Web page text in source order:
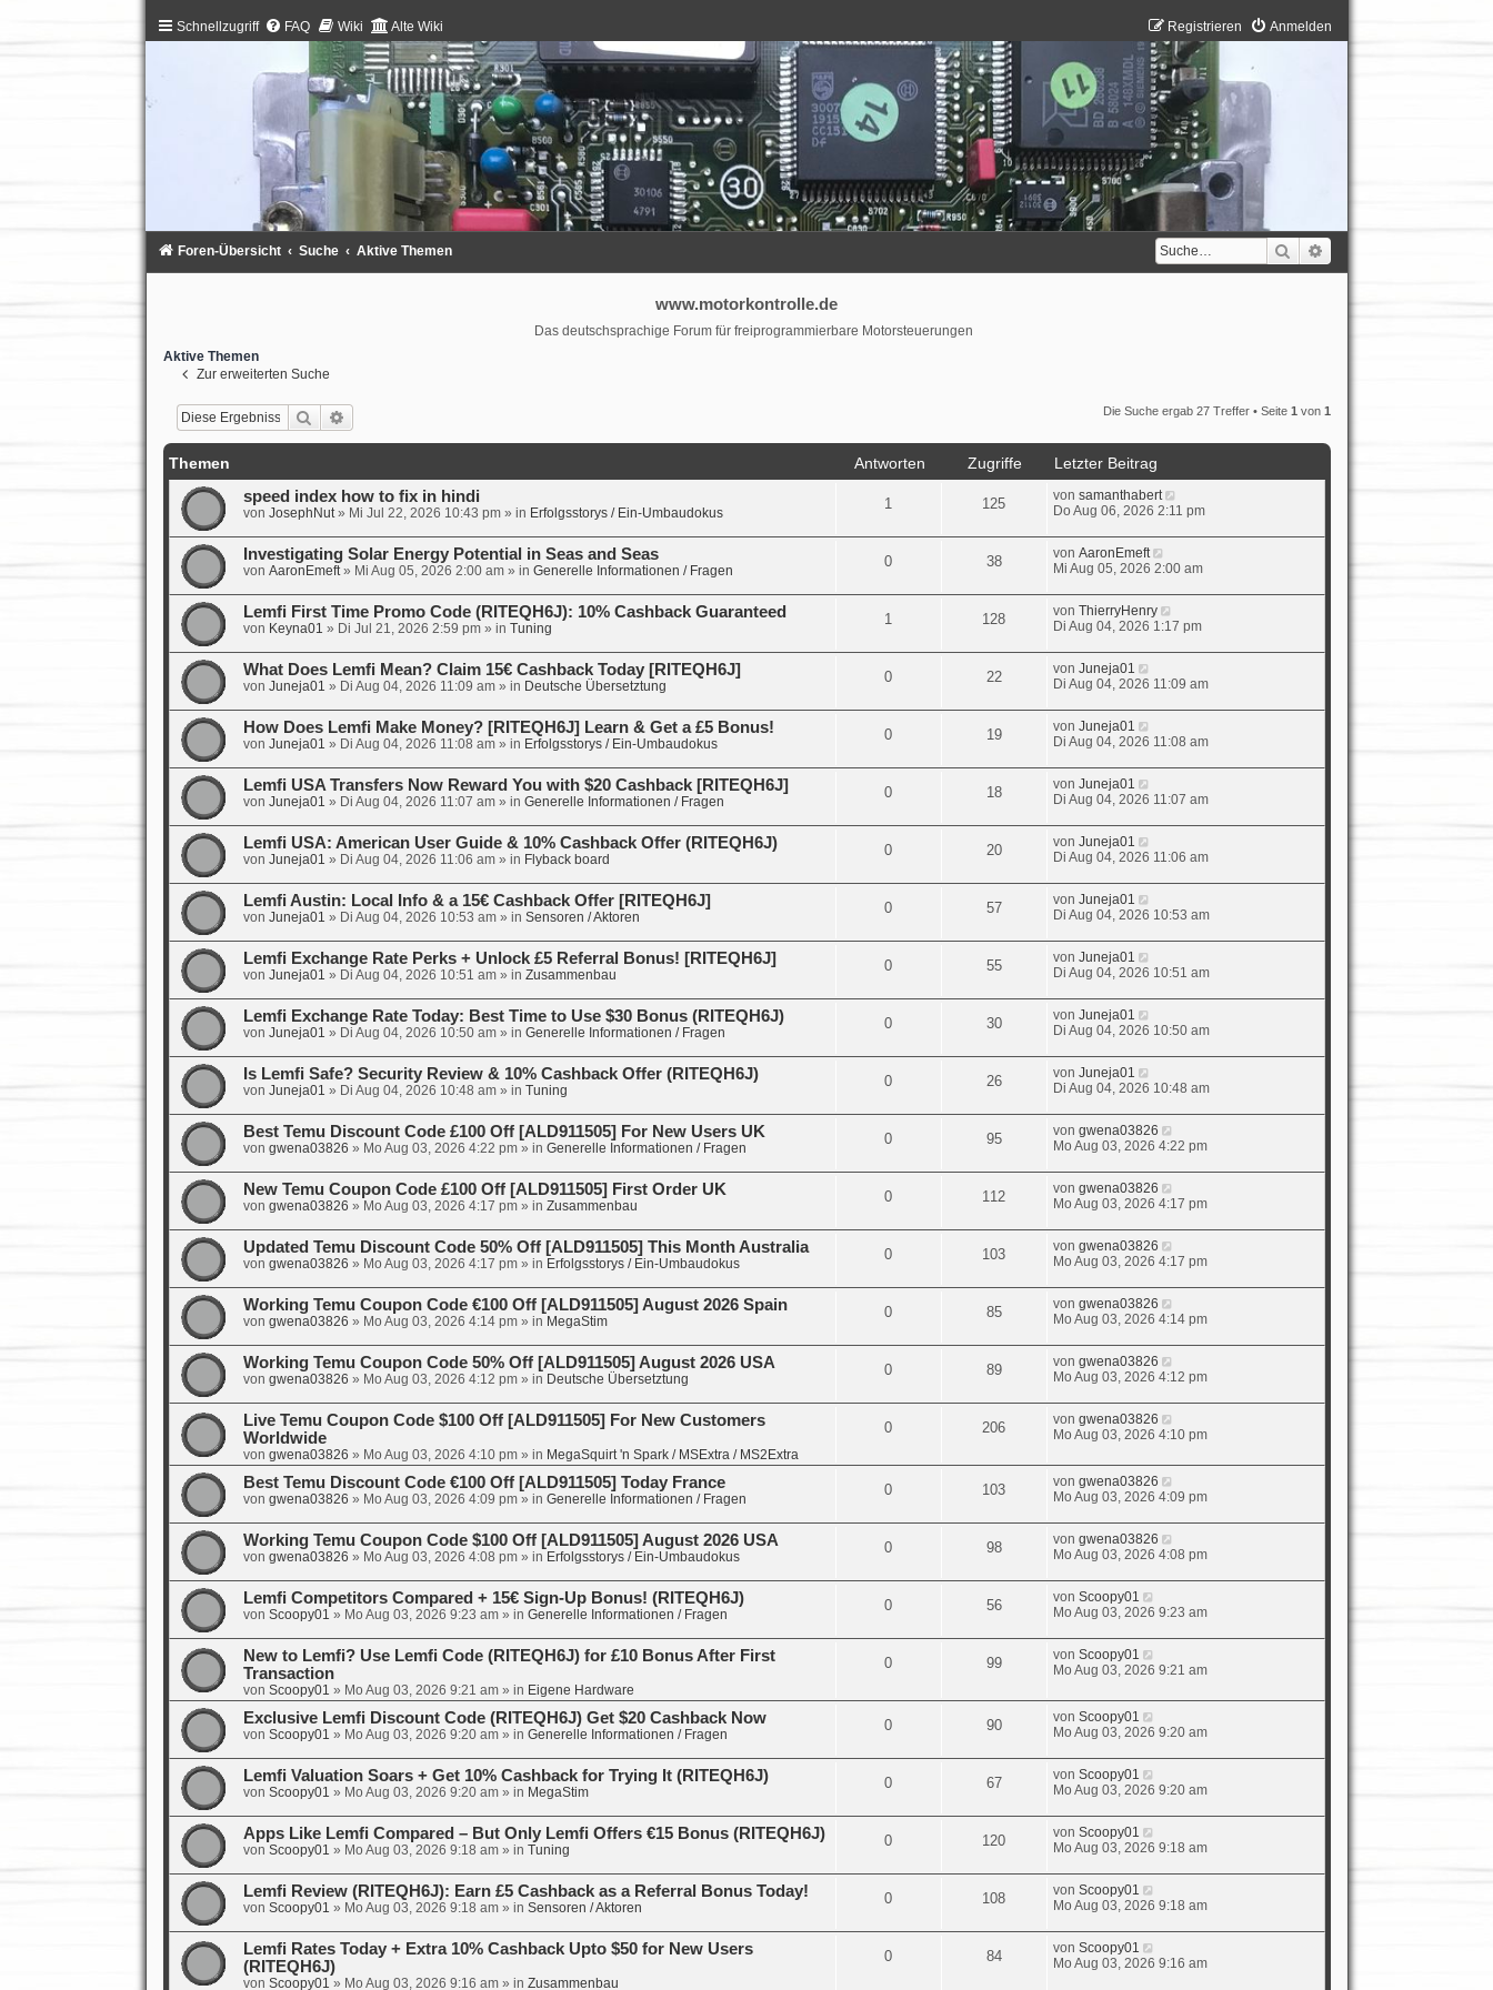
Schnellzugriff FAQ Wiki Alte Wiki Anmelden
Registrieren
Suche
Foren-Übersicht Suche Aktive Themen
www.motorkontrolle.de
Das deutschsprachige Forum für freiprogrammierbare Motorsteuerungen
Aktive Themen
Zur erweiterten Suche
Suche Die Suche ergab 27 Treffer • Seite 1 von 1
Themen Antworten Zugriffe
Letzter Beitrag
speed index how to fix in hindi
von JosephNut» Mi Jul 22, 2026 10:43 pm» in Erfolgsstorys / Ein-Umbaudokus
1 125 von samanthabert
Do Aug 06, 2026 2:11 pm
Investigating Solar Energy Potential in Seas and Seas
von AaronEmeft» Mi Aug 05, 2026 2:00 am» in Generelle Informationen / Fragen
0 38 von AaronEmeft
Mi Aug 05, 2026 2:00 am
Lemfi First Time Promo Code (RITEQH6J): 10% Cashback Guaranteed
von Keyna01 » Di Jul 21, 2026 2:59 pm» in Tuning
1 128 von ThierryHenry
Di Aug 04, 2026 1:17 pm
What Does Lemfi Mean? Claim 15€ Cashback Today [RITEQH6J]
von Juneja01 » Di Aug 04, 2026 11:09 am» in Deutsche Übersetztung
0 22 von Juneja01
Di Aug 04, 2026 11:09 am
How Does Lemfi Make Money? [RITEQH6J] Learn & Get a £5 Bonus!
von Juneja01 » Di Aug 04, 2026 11:08 am» in Erfolgsstorys / Ein-Umbaudokus
0 19 von Juneja01
Di Aug 04, 2026 11:08 am
Lemfi USA Transfers Now Reward You with $20 Cashback [RITEQH6J]
von Juneja01 » Di Aug 04, 2026 11:07 am» in Generelle Informationen / Fragen
0 18 von Juneja01
Di Aug 04, 2026 11:07 am
Lemfi USA: American User Guide & 10% Cashback Offer (RITEQH6J)
von Juneja01 » Di Aug 04, 2026 11:06 am» in Flyback board
0 20 von Juneja01
Di Aug 04, 2026 11:06 am
Lemfi Austin: Local Info & a 15€ Cashback Offer [RITEQH6J]
von Juneja01 » Di Aug 04, 2026 10:53 am» in Sensoren / Aktoren
0 57 von Juneja01
Di Aug 04, 2026 10:53 am
Lemfi Exchange Rate Perks + Unlock £5 Referral Bonus! [RITEQH6J]
von Juneja01 » Di Aug 04, 2026 10:51 am» in Zusammenbau
0 55 von Juneja01
Di Aug 04, 2026 10:51 am
Lemfi Exchange Rate Today: Best Time to Use $30 Bonus (RITEQH6J)
von Juneja01 » Di Aug 04, 2026 10:50 am» in Generelle Informationen / Fragen
0 30 von Juneja01
Di Aug 04, 2026 10:50 am
Is Lemfi Safe? Security Review & 10% Cashback Offer (RITEQH6J)
von Juneja01 » Di Aug 04, 2026 10:48 am» in Tuning
0 26 von Juneja01
Di Aug 04, 2026 10:48 am
Best Temu Discount Code £100 Off [ALD911505] For New Users UK
von gwena03826 » Mo Aug 03, 2026 4:22 pm» in Generelle Informationen / Fragen
0 95 von gwena03826
Mo Aug 03, 2026 4:22 pm
New Temu Coupon Code £100 Off [ALD911505] First Order UK
von gwena03826 » Mo Aug 03, 2026 4:17 pm» in Zusammenbau
0 112 von gwena03826
Mo Aug 03, 2026 4:17 pm
Updated Temu Discount Code 50% Off [ALD911505] This Month Australia
von gwena03826 » Mo Aug 03, 2026 4:17 pm» in Erfolgsstorys / Ein-Umbaudokus
0 103 von gwena03826
Mo Aug 03, 2026 4:17 pm
Working Temu Coupon Code €100 Off [ALD911505] August 2026 Spain
von gwena03826 » Mo Aug 03, 2026 4:14 pm» in MegaStim
0 85 von gwena03826
Mo Aug 03, 2026 4:14 pm
Working Temu Coupon Code 50% Off [ALD911505] August 2026 USA
von gwena03826 » Mo Aug 03, 2026 4:12 pm» in Deutsche Übersetztung
0 89 von gwena03826
Mo Aug 03, 2026 4:12 pm
Live Temu Coupon Code $100 Off [ALD911505] For New Customers
Worldwide
von gwena03826 » Mo Aug 03, 2026 4:10 pm» in MegaSquirt 'n Spark / MSExtra / MS2Extra
0 206 von gwena03826
Mo Aug 03, 2026 4:10 pm
Best Temu Discount Code €100 Off [ALD911505] Today France
von gwena03826 » Mo Aug 03, 2026 4:09 pm» in Generelle Informationen / Fragen
0 103 von gwena03826
Mo Aug 03, 2026 4:09 pm
Working Temu Coupon Code $100 Off [ALD911505] August 2026 USA
von gwena03826 » Mo Aug 03, 2026 4:08 pm» in Erfolgsstorys / Ein-Umbaudokus
0 98 von gwena03826
Mo Aug 03, 2026 4:08 pm
Lemfi Competitors Compared + 15€ Sign-Up Bonus! (RITEQH6J)
von Scoopy01 » Mo Aug 03, 2026 9:23 am» in Generelle Informationen / Fragen
0 56 von Scoopy01
Mo Aug 03, 2026 9:23 am
New to Lemfi? Use Lemfi Code (RITEQH6J) for £10 Bonus After First
Transaction
von Scoopy01 » Mo Aug 03, 2026 9:21 am» in Eigene Hardware
0 99 von Scoopy01
Mo Aug 03, 2026 9:21 am
Exclusive Lemfi Discount Code (RITEQH6J) Get $20 Cashback Now
von Scoopy01 » Mo Aug 03, 2026 9:20 am» in Generelle Informationen / Fragen
0 90 von Scoopy01
Mo Aug 03, 2026 9:20 am
Lemfi Valuation Soars + Get 10% Cashback for Trying It (RITEQH6J)
von Scoopy01 » Mo Aug 03, 2026 9:20 am» in MegaStim
0 67 von Scoopy01
Mo Aug 03, 2026 9:20 am
Apps Like Lemfi Compared – But Only Lemfi Offers €15 Bonus (RITEQH6J)
von Scoopy01 » Mo Aug 03, 2026 9:18 am» in Tuning
0 120 von Scoopy01
Mo Aug 03, 2026 9:18 am
Lemfi Review (RITEQH6J): Earn £5 Cashback as a Referral Bonus Today!
von Scoopy01 » Mo Aug 03, 2026 9:18 am» in Sensoren / Aktoren
0 108 von Scoopy01
Mo Aug 03, 2026 9:18 am
Lemfi Rates Today + Extra 10% Cashback Upto $50 for New Users
(RITEQH6J)
von Scoopy01 » Mo Aug 03, 2026 9:16 am» in Zusammenbau
0 84 von Scoopy01
Mo Aug 03, 2026 9:16 am